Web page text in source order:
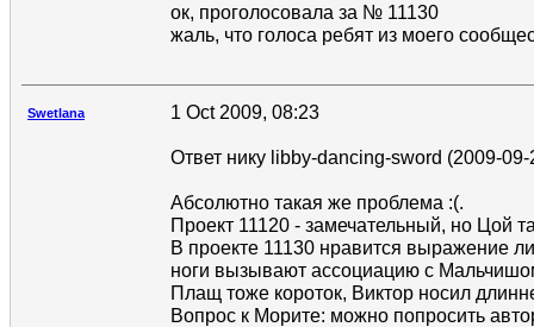
ок, проголосовала за № 11130
жаль, что голоса ребят из моего
Swetlana 1 Oct 2009, 08:23
Ответ нику libby-dancing-sword (2009-
Абсолютно такая же проблема :(.
Проект 11120 - замечательный, но Цой
В проекте 11130 нравится выражение
ноги вызывают ассоциацию с
Плащ тоже короток, Виктор носил
Вопрос к Морите: можно попросить